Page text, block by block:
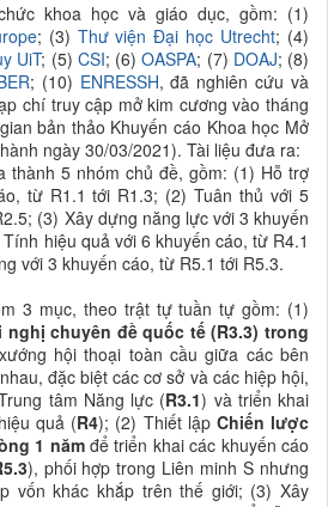
khoa học và giáo dục, gồm: (1)
; (3) Thư viện Đại học Utrecht; (4)
UiT; (5) CSI; (6)OASPA; (7) DOAJ; (8)
; (10) ENRESSH, đã nghiên cứu và
chí truy cập mở kim cương vào tháng
bản thảo Khuyến cáo Khoa học Mở
ngày 30/03/2021). Tài liệu đưa ra:
thành 5 nhóm chủ đề, gồm: (1) Hỗ trợ
từ R1.1 tới R1.3; (2) Tuân thủvới 5
; (3) Xây dựng năng lực với 3 khuyến
Tính hiệu quả với 6 khuyến cáo, từ R4.1
với 3 khuyến cáo, từ R5.1 tới R5.3.
3 mục, theo trật tự tuần tự gồm: (1)
nghị chuyên đề quốc tế (R3.3) trong
hội thoại toàn cầu giữa các bên
đặc biệt cáccơ sở và các hiệp hội,
tâm Năng lực (R3.1) và triển khai
quả (R4); (2) Thiết lập Chiến lược
1 nămđể triển khai các khuyến cáo
), phối hợp trong Liên minh S nhưng
vốn khác khắp trên thế giới; (3) Xây